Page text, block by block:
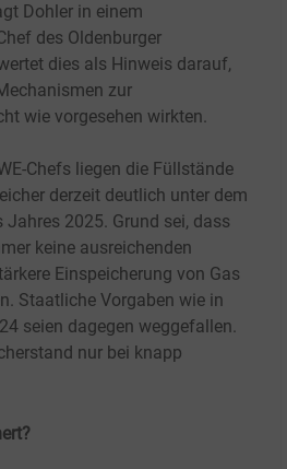
Dohler in einem
des Oldenburger
dies als Hinweis darauf,
zur
wie vorgesehen wirkten.
Chefs liegen die Füllstände
derzeit deutlich unter dem
Jahres 2025. Grund sei, dass
keine ausreichenden
Einspeicherung von Gas
Staatliche Vorgaben wie in
seien dagegen weggefallen.
nur bei knapp